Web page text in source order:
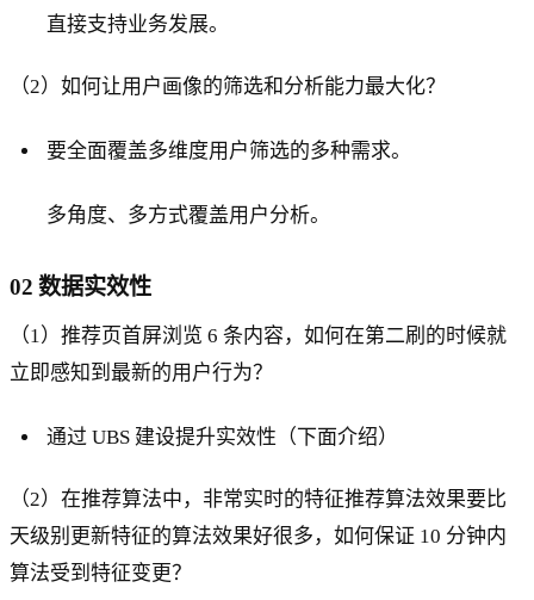
直接支持业务发展。
（2）如何让用户画像的筛选和分析能力最大化？
要全面覆盖多维度用户筛选的多种需求。
多角度、多方式覆盖用户分析。
02 数据实效性
（1）推荐页首屏浏览 6 条内容，如何在第二刷的时候就
立即感知到最新的用户行为？
通过 UBS 建设提升实效性（下面介绍）
（2）在推荐算法中，非常实时的特征推荐算法效果要比
天级别更新特征的算法效果好很多，如何保证 10 分钟内
算法受到特征变更？